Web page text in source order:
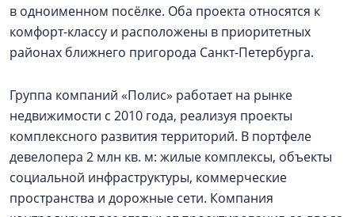
в одноименном посёлке. Оба проекта относятся к
комфорт-классу и расположены в приоритетных
районах ближнего пригорода Санкт-Петербурга.
Группа компаний «Полис» работает на рынке
недвижимости с 2010 года, реализуя проекты
комплексного развития территорий. В портфеле
девелопера 2 млн кв. м: жилые комплексы, объекты
социальной инфраструктуры, коммерческие
пространства и дорожные сети. Компания